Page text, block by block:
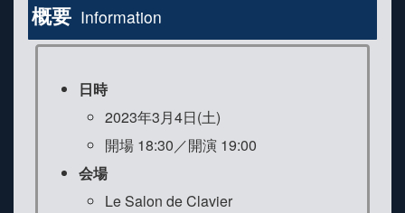
概要 Information
日時
2023年3月4日(土)
開場 18:30／開演 19:00
会場
Le Salon de Clavier